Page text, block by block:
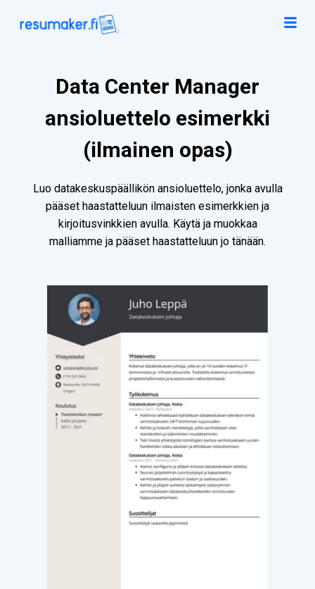
Data Center Manager
ansioluettelo esimerkki
(ilmainen opas)
Luo datakeskuspäällikön ansioluettelo, jonka avulla
pääset haastatteluun ilmaisten esimerkkien ja
kirjoitusvinkkien avulla. Käytä ja muokkaa
malliamme ja pääset haastatteluun jo tänään.